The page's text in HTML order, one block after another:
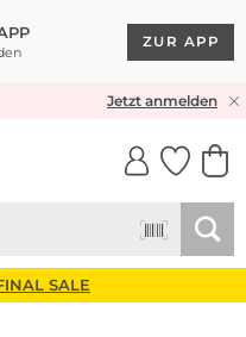
ZUR APP
& RÜCKVERSANDJetzt anmelden
SALE